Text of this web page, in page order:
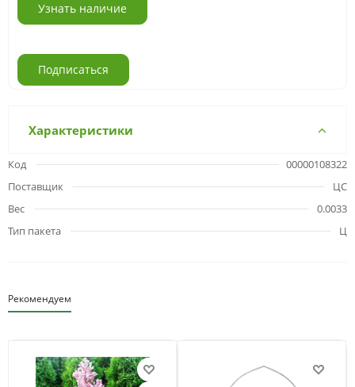
Узнать наличие
Подписаться
Характеристики
Код
00000108322
Поставщик
ЦС
Вес
0.0033
Тип пакета
Ц
Рекомендуем